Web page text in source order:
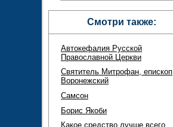
Смотри также:
Автокефалия Русской
Православной Церкви
Святитель Митрофан, епископ
Воронежский
Самсон
Борис Якоби
Какое средство лучше всего